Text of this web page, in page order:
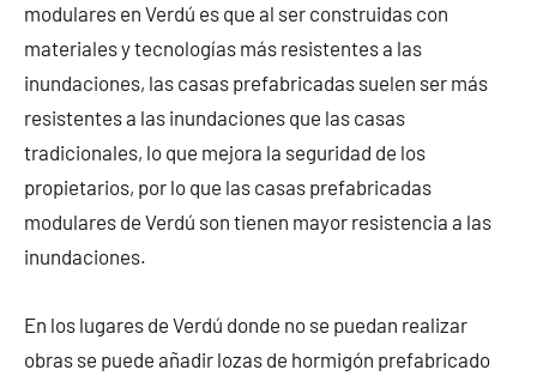
modulares en Verdú es que al ser construidas con
materiales y tecnologías más resistentes a las
inundaciones, las casas prefabricadas suelen ser más
resistentes a las inundaciones que las casas
tradicionales, lo que mejora la seguridad de los
propietarios, por lo que las casas prefabricadas
modulares de Verdú son tienen mayor resistencia a las
inundaciones.
En los lugares de Verdú donde no se puedan realizar
obras se puede añadir lozas de hormigón prefabricado